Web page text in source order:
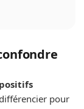
pour